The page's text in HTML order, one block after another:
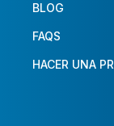
BLOG
FAQS
HACER UNA